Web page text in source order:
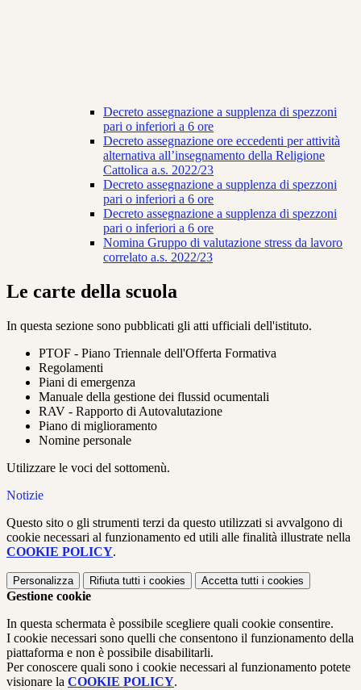
Decreto assegnazione a supplenza di spezzoni
pari o inferiori a 6 ore
Decreto assegnazione ore eccedenti per attività
alternativa all’insegnamento della Religione
Cattolica a.s. 2022/23
Decreto assegnazione a supplenza di spezzoni
pari o inferiori a 6 ore
Decreto assegnazione a supplenza di spezzoni
pari o inferiori a 6 ore
Nomina Gruppo di valutazione stress da lavoro
correlato a.s. 2022/23
Le carte della scuola
In questa sezione sono pubblicati gli atti ufficiali dell'istituto.
PTOF - Piano Triennale dell'Offerta Formativa
Regolamenti
Piani di emergenza
Manuale della gestione dei flussid ocumentali
RAV - Rapporto di Autovalutazione
Piano di miglioramento
Nomine personale
Utilizzare le voci del sottomenù.
Notizie
Questo sito o gli strumenti terzi da questo utilizzati si avvalgono di
cookie necessari al funzionamento ed utili alle finalità illustrate nella
COOKIE POLICY.
Personalizza Rifiuta tutti i cookies Accetta tutti i cookies
Gestione cookie
In questa schermata è possibile scegliere quali cookie consentire.
I cookie necessari sono quelli che consentono il funzionamento della
piattaforma e non è possibile disabilitarli.
Per conoscere quali sono i cookie necessari al funzionamento potete
visionare la COOKIE POLICY.